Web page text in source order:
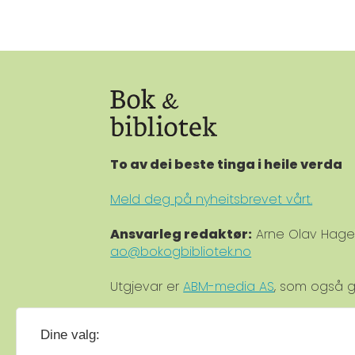
To av dei beste tinga i heile verda
Meld deg på nyheitsbrevet vårt.
Ansvarleg redaktør: Arne Olav
ao@bokogbibliotek.no
Utgjevar erABM-media AS, som også
Dine valg: